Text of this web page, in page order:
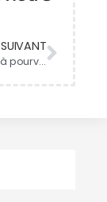
SUIVANT
Urgent : place à pourvoir pour un CAP en sérigraphie